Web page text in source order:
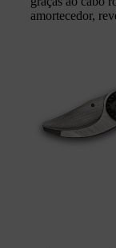
amortecedor,